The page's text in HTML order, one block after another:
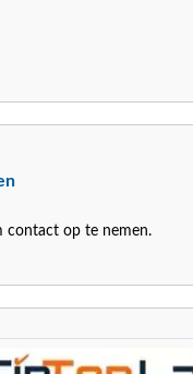
contact op te nemen.